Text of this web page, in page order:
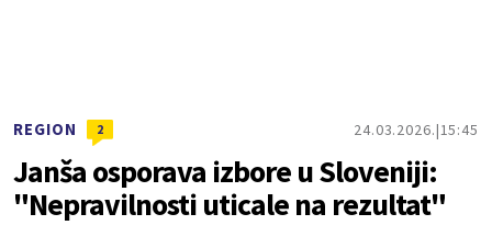
REGION 2 24.03.2026. 15:45
Janša osporava izbore u Sloveniji:
"Nepravilnosti uticale na rezultat"